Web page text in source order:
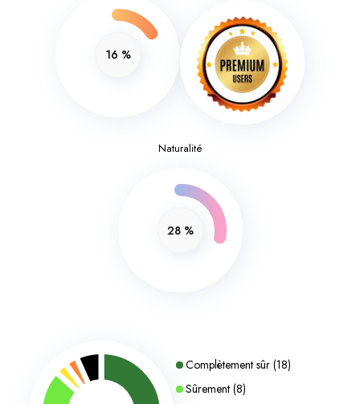
16 %
Naturalité
28%
Complètement sûr(18)
Sûrement(8)